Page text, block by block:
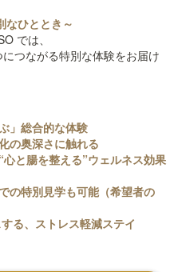
なひととき～
では、
つながる特別な体験をお届け
」総合的な体験
の奥深さに触れる
と腸を整える”ウェルネス効果
の特別見学も可能（希望者の
る、ストレス軽減ステイ